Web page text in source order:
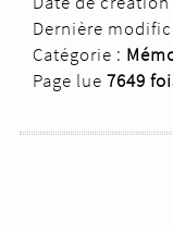
Dernière
Catégorie :
Page lue 7649